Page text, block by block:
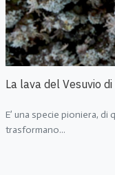
La lava del Vesuvio
E’ una specie pioniera, di
trasformano...